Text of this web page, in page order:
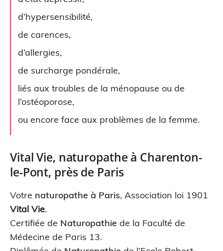
d’hypersensibilité,
de carences,
d’allergies,
de surcharge pondérale,
liés aux troubles de la ménopause ou de
l’ostéoporose,
ou encore face aux problèmes de la femme.
Vital Vie, naturopathe à Charenton-
le-Pont, près de Paris
Votre naturopathe à Paris, Association loi 1901
Vital Vie.
Certifiée de Naturopathie de la Faculté de
Médecine de Paris 13.